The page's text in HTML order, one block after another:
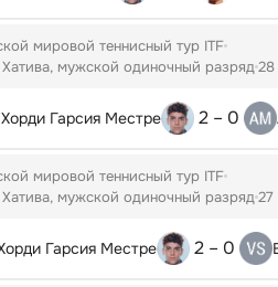
мировой теннисный тур ITF
Хатива, мужской одиночный разряд
Хорди Гарсия Местре 2 – 0
мировой теннисный тур ITF
Хатива, мужской одиночный разряд
Гарсия Местре 2 – 0